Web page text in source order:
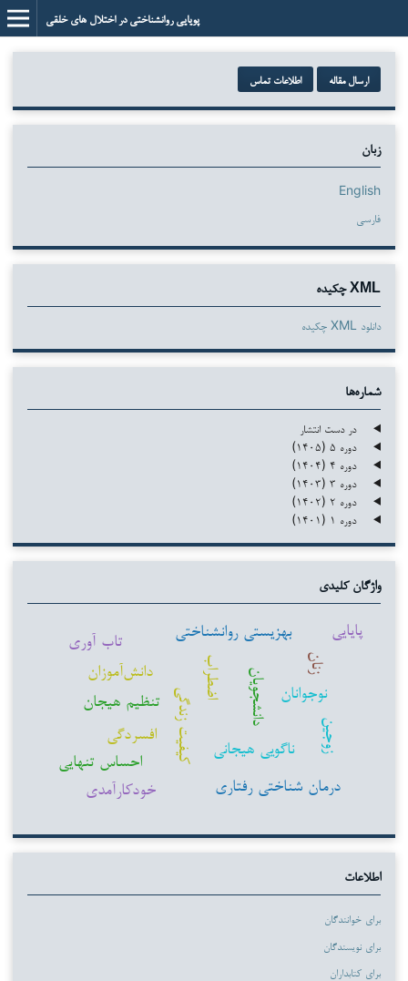
پویایی روانشناختی در اختلال های خلقی
ارسال مقاله اطلاعات تماس
زبان
English
فارسی
XML چکیده
دانلود XML چکیده
شماره‌ها
در دست انتشار
دوره ۵ (۱۴۰۵)
دوره ۴ (۱۴۰۴)
دوره ۳ (۱۴۰۳)
دوره ۲ (۱۴۰۲)
دوره ۱ (۱۴۰۱)
واژگان کلیدی
اضطراب دانشجویان کیفیت زندگی نوجوانان
افسردگی
بهزیستی روانشناختی
دانش‌آموزان
زنان
تنظیم هیجان
درمان شناختی رفتاری
ناگویی هیجانی
احساس تنهایی
زوجین
تاب آوری
خودکارآمدی
پایایی
اطلاعات
برای خوانندگان
برای نویسندگان
برای کتابداران